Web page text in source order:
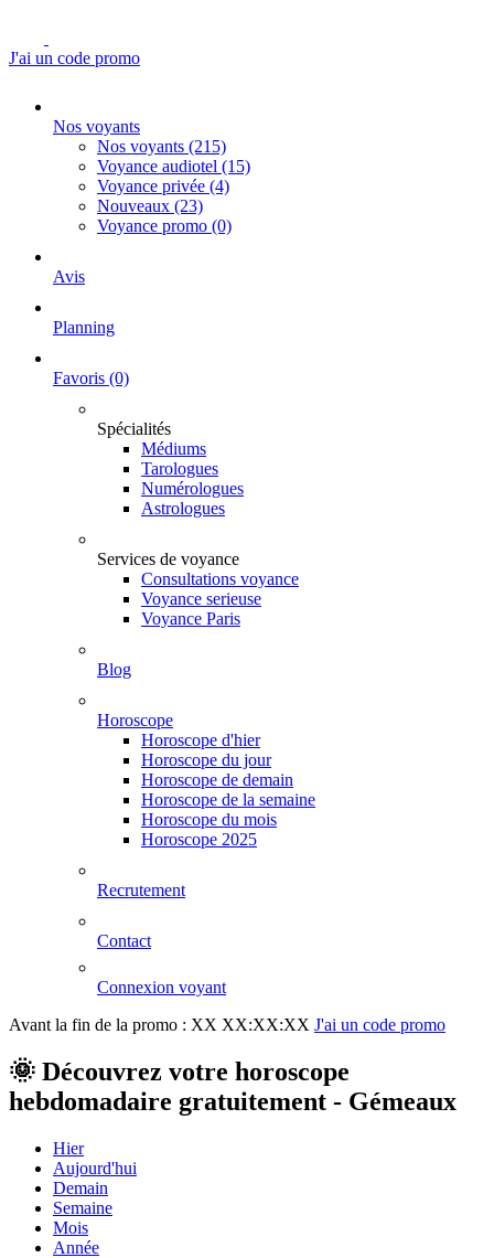
J'ai un code promo
Nos voyants
Nos voyants (215)
Voyance audiotel (15)
Voyance privée (4)
Nouveaux (23)
Voyance promo (0)
Avis
Planning
Favoris (0)
Spécialités
Médiums
Tarologues
Numérologues
Astrologues
Services de voyance
Consultations voyance
Voyance serieuse
Voyance Paris
Blog
Horoscope
Horoscope d'hier
Horoscope du jour
Horoscope de demain
Horoscope de la semaine
Horoscope du mois
Horoscope 2025
Recrutement
Contact
Connexion voyant
Avant la fin de la promo : XX XX:XX:XX J'ai un code promo
🌞 Découvrez votre horoscope
hebdomadaire gratuitement - Gémeaux
Hier
Aujourd'hui
Demain
Semaine
Mois
Année